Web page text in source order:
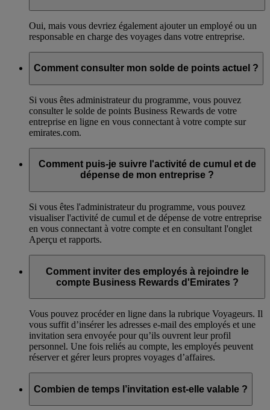
Oui, mais vous devriez également ajouter un employé ou un
responsable en charge des voyages dans votre entreprise.
Comment consulter mon solde de points actuel ?
Si vous êtes administrateur du programme, vous pouvez
consulter le solde de points Business Rewards de votre
entreprise en ligne en vous connectant à votre compte sur
emirates.com.
Comment puis-je suivre l'activité de cumul et de
dépense de mon entreprise ?
Si vous êtes l'administrateur du programme, vous pouvez
visualiser l'activité de cumul et de dépense de votre entreprise
en vous connectant à votre compte et en consultant l'onglet
Aperçu et rapports.
Comment inviter des employés à rejoindre le
compte Business Rewards d'Emirates ?
Vous pouvez procéder en ligne dans la rubrique Voyageurs. Il
vous suffit d’insérer les adresses e-mail des employés et une
invitation sera envoyée pour qu’ils ouvrent leur profil
personnel. Une fois reliés au compte, les employés peuvent
réserver et gérer leurs propres voyages d’affaires.
Combien de temps l’invitation est-elle valable ?